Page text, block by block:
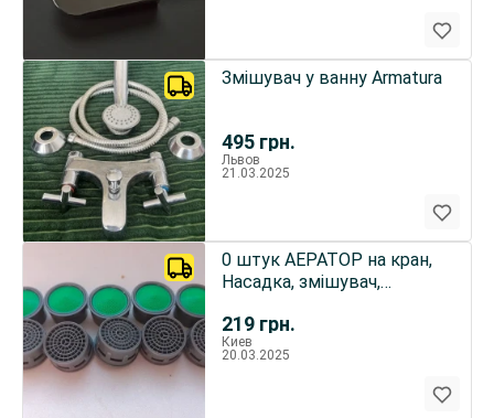
495 грн.
Змішувач у ванну Armatura
Львов
21.03.2025
219 грн.
0 штук АЕРАТОР на кран,
Насадка, змішувач,
Киев
20.03.2025